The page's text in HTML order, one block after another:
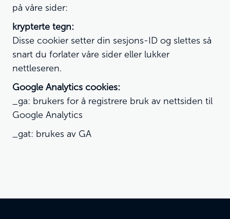
på våre sider:
krypterte tegn:
Disse cookier setter din sesjons-ID og slettes så
snart du forlater våre sider eller lukker
nettleseren.
Google Analytics cookies:
_ga: brukers for å registrere bruk av nettsiden til
Google Analytics
_gat: brukes av GA